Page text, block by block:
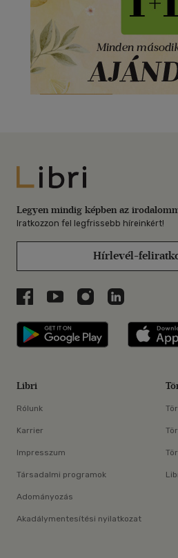
Libri
Legyen mindig képben az
Iratkozzon fel legfrissebb híreinkért!
Hírlevél-
Libri a Facebookon
Libri a Youtube-on
Libri azLibri a
Libri
Libri
Rólunk
Karrier
Impresszum
Társadalmi programok
Adományozás
Akadálymentesítési nyilatkozat